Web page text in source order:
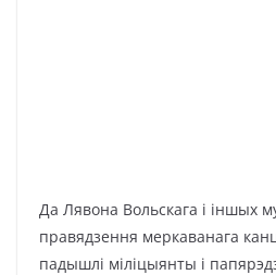
Да Лявона Вольскага і іншых
правядзення меркаванага
падышлі міліцыянты і